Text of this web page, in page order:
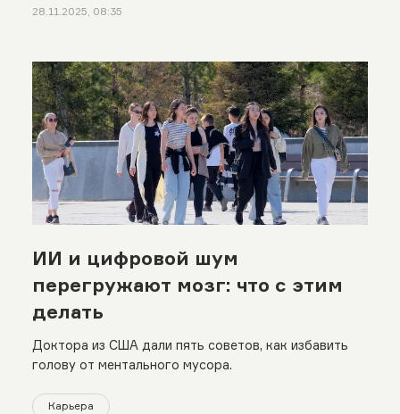
28.11.2025, 08:35
ИИ и цифровой шум
перегружают мозг: что с этим
делать
Доктора из США дали пять советов, как избавить
голову от ментального мусора.
Карьера